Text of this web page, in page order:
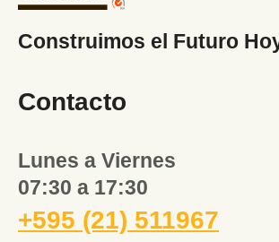
Construimos el Futuro
Contacto
Lunes a Viernes
07:30 a 17:30
+595 (21) 511967